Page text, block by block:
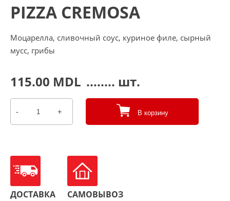
PIZZA CREMOSA
Моцарелла, сливочный соус, куриное филе, сырный
мусс, грибы
115.00 MDL ........ шт.
Количество
Cremosa
- + В корзину
ДОСТАВКА САМОВЫВОЗ